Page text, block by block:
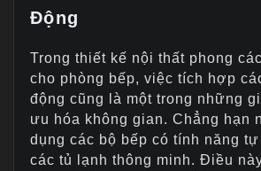
Động
Trong thiết kế nội thất phong
cho phòng bếp, việc tích hợp
động cũng là một trong những
ưu hóa không gian. Chẳng hạn
dụng các bộ bếp có tính năng
các tủ lạnh thông minh. Điều